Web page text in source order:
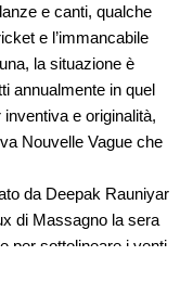
e canti, qualche
e l’immancabile
la situazione è
annualmente in quel
e originalità,
Nouvelle Vague che
da Deepak Rauniyar
di Massagno la sera
per sottolineare i venti
mette in luce una